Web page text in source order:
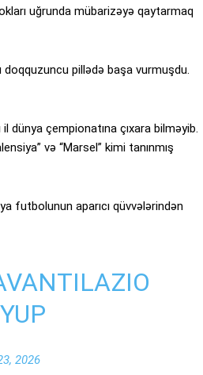
uğrunda mübarizəyə qaytarmaq
pillədə başa vurmuşdu.
dünya çempionatına çıxara bilməyib.
və “Marsel” kimi tanınmış
futbolunun aparıcı qüvvələrindən
2026